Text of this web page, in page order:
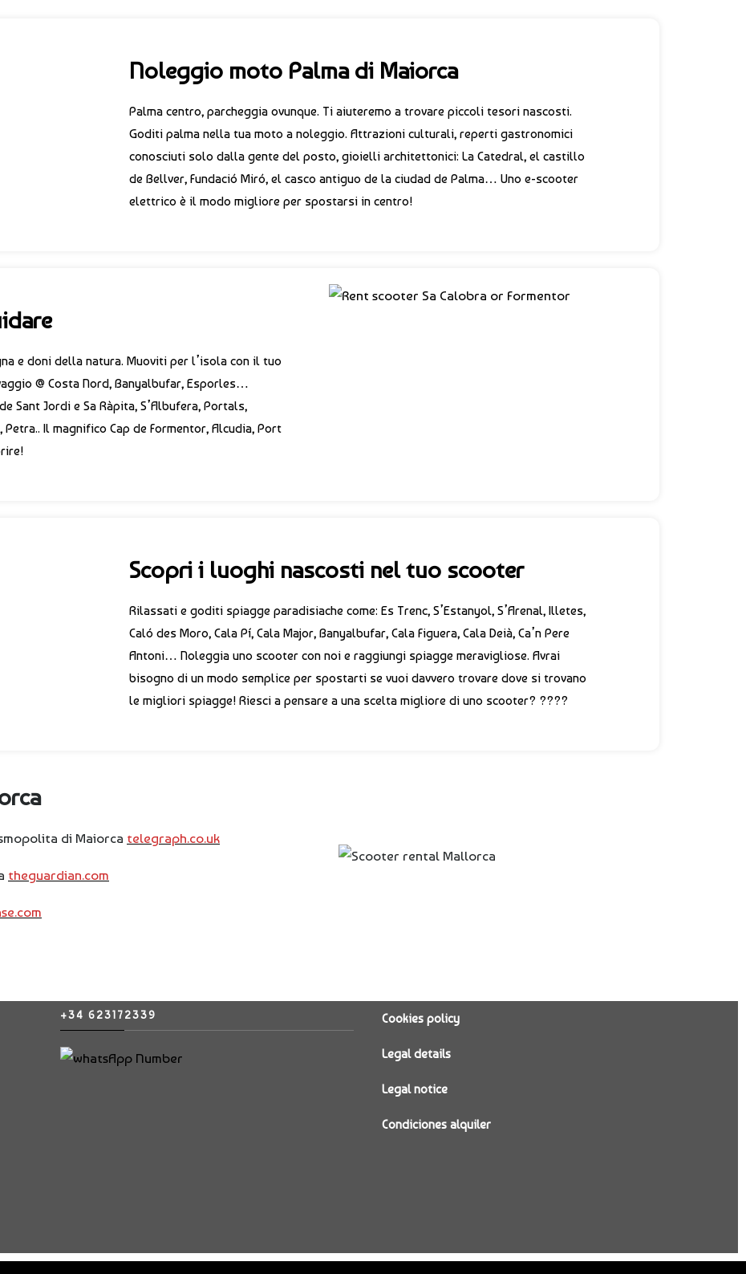
Noleggio moto Palma di Maiorca
Palma centro, parcheggia ovunque. Ti aiuteremo a trovare piccoli tesori nascosti.
Goditi palma nella tua moto a noleggio. Attrazioni culturali, reperti gastronomici
conosciuti solo dalla gente del posto, gioielli architettonici: La Catedral, el castillo
de Bellver, Fundació Miró, el casco antiguo de la ciudad de Palma… Uno e-scooter
elettrico è il modo migliore per spostarsi in centro!
e doni della natura. Muoviti per l’isola con il tuo
@ Costa Nord, Banyalbufar, Esporles…
Sant Jordi e Sa Ràpita, S’Albufera, Portals,
Il magnifico Cap de Formentor, Alcudia, Port
Scopri i luoghi nascosti nel tuo scooter
Rilassati e goditi spiagge paradisiache come: Es Trenc, S’Estanyol, S’Arenal, Illetes,
Caló des Moro, Cala Pí, Cala Major, Banyalbufar, Cala Figuera, Cala Deià, Ca’n Pere
Antoni… Noleggia uno scooter con noi e raggiungi spiagge meravigliose. Avrai
bisogno di un modo semplice per spostarti se vuoi davvero trovare dove si trovano
le migliori spiagge! Riesci a pensare a una scelta migliore di uno scooter? ????
di Maiorca telegraph.co.uk
theguardian.com
+34 623172339 Cookies policy
Legal details
Legal notice
Condiciones alquiler